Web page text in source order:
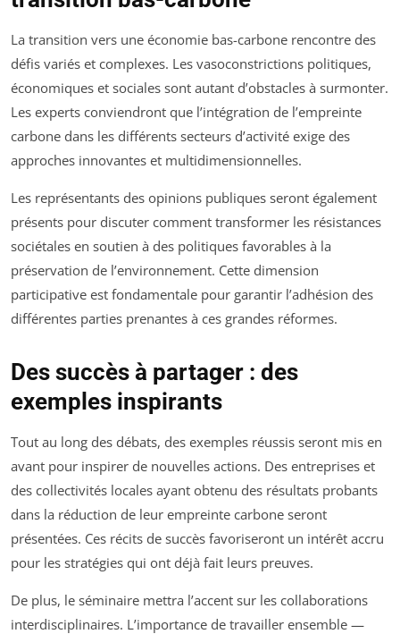
La transition vers une économie bas-carbone rencontre des
défis variés et complexes. Les vasoconstrictions politiques,
économiques et sociales sont autant d’obstacles à surmonter.
Les experts conviendront que l’intégration de l’empreinte
carbone dans les différents secteurs d’activité exige des
approches innovantes et multidimensionnelles.
Les représentants des opinions publiques seront également
présents pour discuter comment transformer les résistances
sociétales en soutien à des politiques favorables à la
préservation de l’environnement. Cette dimension
participative est fondamentale pour garantir l’adhésion des
différentes parties prenantes à ces grandes réformes.
Des succès à partager : des
exemples inspirants
Tout au long des débats, des exemples réussis seront mis en
avant pour inspirer de nouvelles actions. Des entreprises et
des collectivités locales ayant obtenu des résultats probants
dans la réduction de leur empreinte carbone seront
présentées. Ces récits de succès favoriseront un intérêt accru
pour les stratégies qui ont déjà fait leurs preuves.
De plus, le séminaire mettra l’accent sur les collaborations
interdisciplinaires. L’importance de travailler ensemble —